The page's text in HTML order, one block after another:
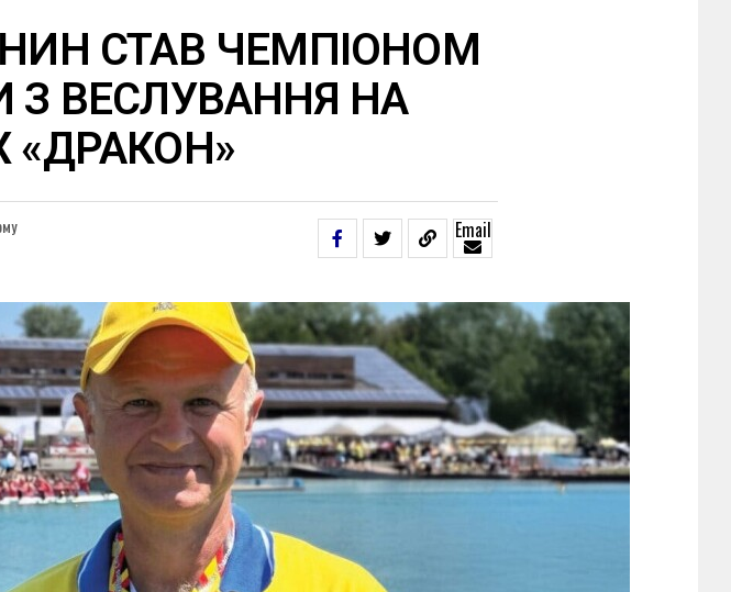
СТАВ ЧЕМПІОНОМ
З ВЕСЛУВАННЯ НА
«ДРАКОН»
Email